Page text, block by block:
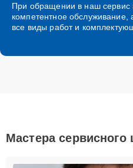
При обращении в наш сервис
компетентное обслуживание,
все виды работ и
Мастера сервисного